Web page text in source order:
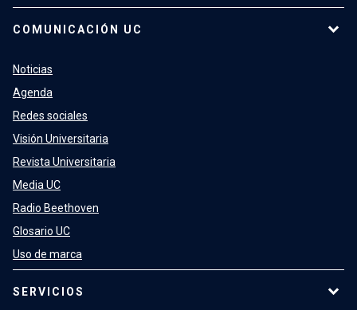
COMUNICACIÓN UC
Noticias
Agenda
Redes sociales
Visión Universitaria
Revista Universitaria
Media UC
Radio Beethoven
Glosario UC
Uso de marca
SERVICIOS